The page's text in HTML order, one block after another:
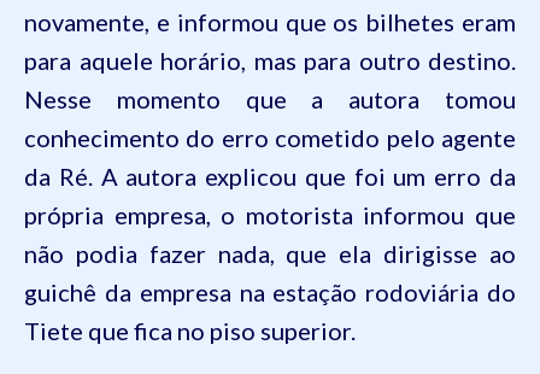
novamente, e informou que os bilhetes eram
para aquele horário, mas para outro destino.
Nesse momento que a autora tomou
conhecimento do erro cometido pelo agente
da Ré. A autora explicou que foi um erro da
própria empresa, o motorista informou que
não podia fazer nada, que ela dirigisse ao
guichê da empresa na estação rodoviária do
Tiete que fica no piso superior.